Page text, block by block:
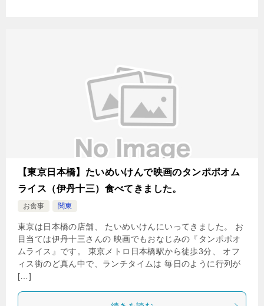
【東京日本橋】たいめいけんで映画のタンポポオム
ライス（伊丹十三）食べてきました。
お食事 関東
東京は日本橋の店舗、 たいめいけんにいってきました。 お
目当ては伊丹十三さんの 映画でもおなじみの『タンポポオ
ムライス』です。 東京メトロ日本橋駅から徒歩3分、 オフ
ィス街のど真ん中で、ランチタイムは 毎日のように行列が
[…]